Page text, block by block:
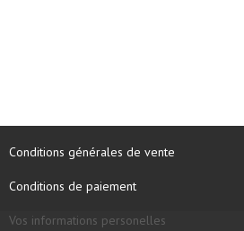
Conditions générales de vente
Conditions de paiement
Vos informations personelles